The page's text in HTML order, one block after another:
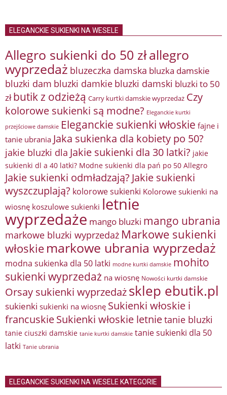
ELEGANCKIE SUKIENKI NA WESELE
Allegro sukienki do 50 złallegro
wyprzedaż bluzeczka damska bluzka damskie
bluzki dam bluzki damkie bluzki damski bluzki to 50
zł butik z odzieżą Carry kurtki damskie wyprzedaż Czy
kolorowe sukienki są modne? Eleganckie kurtki
przejściowe damskie Eleganckie sukienki włoskie fajne i
tanie ubrania Jaka sukienka dla kobiety po 50?
jakie bluzki dla Jakie sukienki dla 30 latki? jakie
sukienki dl a 40 latki? Modne sukienki dla pań po 50 Allegro
Jakie sukienki odmładzają? Jakie sukienki
wyszczuplają? kolorowe sukienki Kolorowe sukienki na
wiosnę koszulowe sukienki letnie
wyprzedaże mango bluzki mango ubrania
markowe bluzki wyprzedaż Markowe sukienki
włoskie markowe ubrania wyprzedaż
modna sukienka dla 50 latki modne kurtki damskie mohito
sukienki wyprzedaż na wiosnę Nowości kurtki damskie
Orsay sukienki wyprzedażsklep ebutik.pl
sukienki sukienki na wiosnę Sukienki włoskie i
francuskieSukienki włoskie letnietanie bluzki
tanie ciuszki damskie tanie kurtki damskie tanie sukienki dla 50
latki Tanie ubrania
ELEGANCKIE SUKIENKI NA WESELE KATEGORIE